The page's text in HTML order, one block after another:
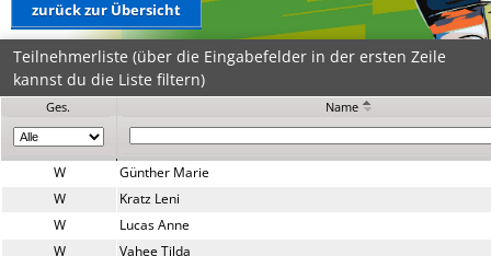
zurück zur Übersicht
Teilnehmerliste (über die Eingabefelder in der ersten Zeile
kannst du die Liste filtern)
Ges. Name
W
Günther Marie
W
Kratz Leni
W
Lucas Anne
W
Vahee Tilda